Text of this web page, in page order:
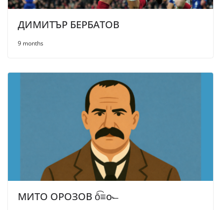
ДИМИТЪР БЕРБАТОВ
9 months
МИТО ОРОЗОВ ō͡≡o˞̶